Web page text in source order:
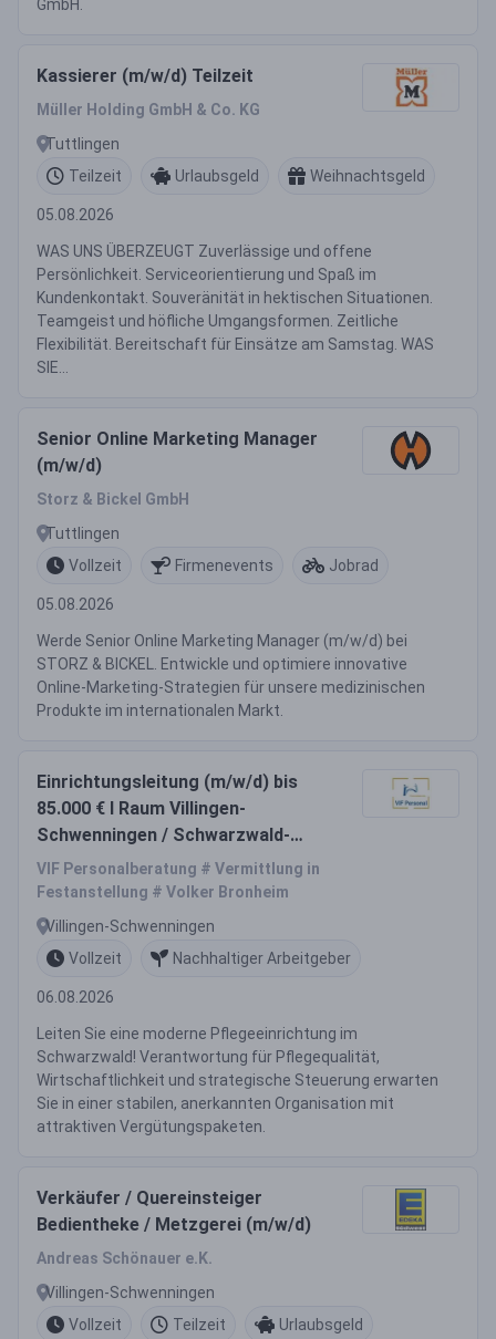
GmbH.
Kassierer (m/w/d) Teilzeit
Müller Holding GmbH & Co. KG
Tuttlingen
Teilzeit
Urlaubsgeld Weihnachtsgeld
05.08.2026
WAS UNS ÜBERZEUGT Zuverlässige und offene
Persönlichkeit. Serviceorientierung und Spaß im
Kundenkontakt. Souveränität in hektischen Situationen.
Teamgeist und höfliche Umgangsformen. Zeitliche
Flexibilität. Bereitschaft für Einsätze am Samstag. WAS
SIE...
Senior Online Marketing Manager
(m/w/d)
Storz & Bickel GmbH
Tuttlingen
Vollzeit
Firmenevents Jobrad
05.08.2026
Werde Senior Online Marketing Manager (m/w/d) bei
STORZ & BICKEL. Entwickle und optimiere innovative
Online-Marketing-Strategien für unsere medizinischen
Produkte im internationalen Markt.
Einrichtungsleitung (m/w/d) bis
85.000 € I Raum Villingen-
Schwenningen / Schwarzwald-
Baar-Kreis
VIF Personalberatung # Vermittlung in
Festanstellung # Volker Bronheim
Villingen-Schwenningen
Vollzeit
Nachhaltiger Arbeitgeber
06.08.2026
Leiten Sie eine moderne Pflegeeinrichtung im
Schwarzwald! Verantwortung für Pflegequalität,
Wirtschaftlichkeit und strategische Steuerung erwarten
Sie in einer stabilen, anerkannten Organisation mit
attraktiven Vergütungspaketen.
Verkäufer / Quereinsteiger
Bedientheke / Metzgerei (m/w/d)
Andreas Schönauer e.K.
Villingen-Schwenningen
Vollzeit
Teilzeit Urlaubsgeld